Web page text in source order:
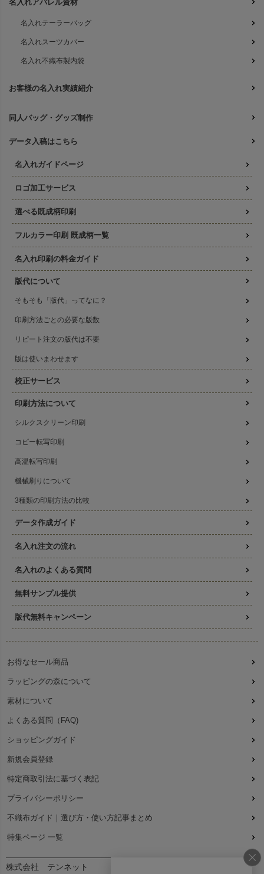
名入れアパレル資材
名入れテーラーバッグ
名入れスーツカバー
名入れ不織布製内袋
お客様の名入れ実績紹介
同人バッグ・グッズ制作
データ入稿はこちら
名入れガイドページ
ロゴ加工サービス
選べる既成柄印刷
フルカラー印刷 既成柄一覧
名入れ印刷の料金ガイド
版代について
そもそも「版代」ってなに？
印刷方法ごとの必要な版数
リピート注文の版代は不要
版は使いまわせます
校正サービス
印刷方法について
シルクスクリーン印刷
コピー転写印刷
高温転写印刷
機械刷りについて
3種類の印刷方法の比較
データ作成ガイド
名入れ注文の流れ
名入れのよくある質問
無料サンプル提供
版代無料キャンペーン
お得なセール商品
ラッピングの森について
素材について
よくある質問（FAQ)
ショッピングガイド
新規会員登録
特定商取引法に基づく表記
プライバシーポリシー
不織布ガイド｜選び方・使い方記事まとめ
特集ページ 一覧
株式会社 テンネット